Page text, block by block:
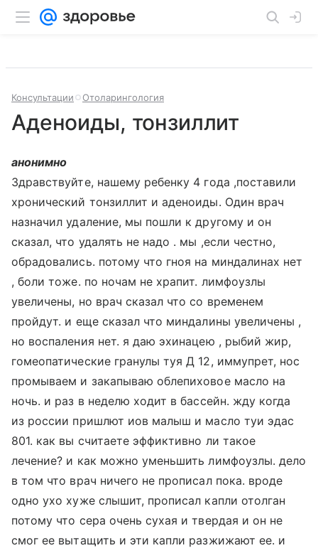
Консультации Отоларингология
Аденоиды, тонзиллит
анонимно
Здравствуйте, нашему ребенку 4 года ,поставили
хронический тонзиллит и аденоиды. Один врач
назначил удаление, мы пошли к другому и он
сказал, что удалять не надо . мы ,если честно,
обрадовались. потому что гноя на миндалинах нет
, боли тоже. по ночам не храпит. лимфоузлы
увеличены, но врач сказал что со временем
пройдут. и еще сказал что миндалины увеличены ,
но воспаления нет. я даю эхинацею , рыбий жир,
гомеопатические гранулы туя Д 12, иммупрет, нос
промываем и закапываю облепиховое масло на
ночь. и раз в неделю ходит в бассейн. жду когда
из россии пришлют иов малыш и масло туи эдас
801. как вы считаете эффиктивно ли такое
лечение? и как можно уменьшить лимфоузлы. дело
в том что врач ничего не прописал пока. вроде
одно ухо хуже слышит, прописал капли отолган
потому что сера очень сухая и твердая и он не
смог ее вытащить и эти капли разжижают ее. и